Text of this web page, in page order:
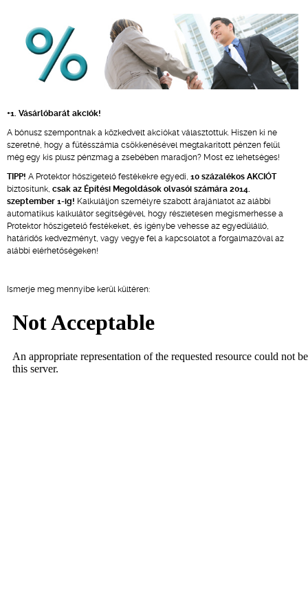
+1. Vásárlóbarát akciók!
A bónusz szempontnak a közkedvelt akciókat választottuk. Hiszen ki ne
szeretné, hogy a fűtésszámla csökkenésével megtakarított pénzen felül
még egy kis plusz pénzmag a zsebében maradjon? Most ez lehetséges!
TIPP! A Protektor hőszigetelő festékekre egyedi, 10 százalékos AKCIÓT
biztosítunk, csak az Építési Megoldások olvasói számára 2014.
szeptember 1-ig! Kalkuláljon személyre szabott árajánlatot az alábbi
automatikus kalkulátor segítségével, hogy részletesen megismerhesse a
Protektor hőszigetelő festékeket, és igénybe vehesse az egyedülálló,
határidős kedvezményt, vagy vegye fel a kapcsolatot a forgalmazóval az
alábbi elérhetőségeken!
Ismerje meg mennyibe kerül kültéren: